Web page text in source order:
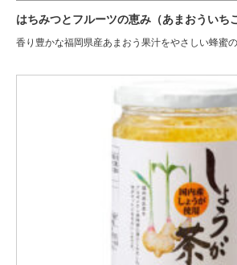
はちみつとフルーツの恵み（あまおういちご
香り豊かな福岡県産あまおう果汁をやさしい蜂蜜